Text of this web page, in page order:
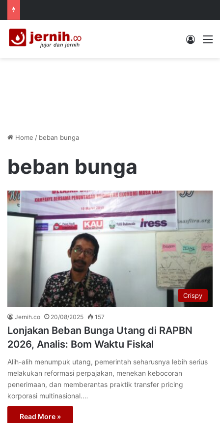
Log In
Home / beban bunga
beban bunga
Crispy
Jernih.co 20/08/2025 157
Lonjakan Beban Bunga Utang di RAPBN
2026, Analis: Bom Waktu Fiskal
Alih-alih menumpuk utang, pemerintah seharusnya lebih serius
melakukan reformasi perpajakan, menekan kebocoran
penerimaan, dan memberantas praktik transfer pricing
korporasi multinasional.…
Read More »